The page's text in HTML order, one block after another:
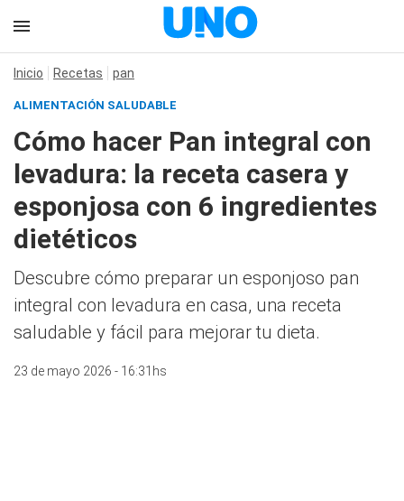
Inicio Recetas pan
ALIMENTACIÓN SALUDABLE
Cómo hacer Pan integral con
levadura: la receta casera y
esponjosa con 6 ingredientes
dietéticos
Descubre cómo preparar un esponjoso pan
integral con levadura en casa, una receta
saludable y fácil para mejorar tu dieta.
23 de mayo 2026 - 16:31hs